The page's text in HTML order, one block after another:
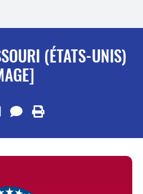
(ÉTATS-UNIS)